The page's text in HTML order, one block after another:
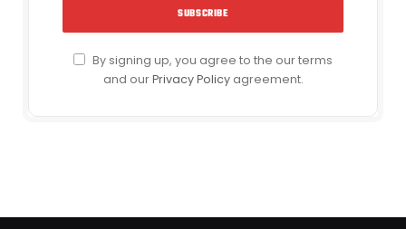
By signing up, you agree to the our terms
and ourPrivacy Policyagreement.